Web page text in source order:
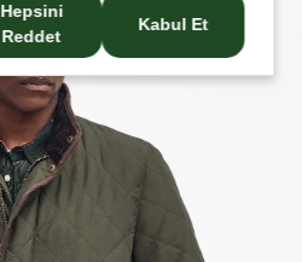
Hepsini
Reddet
Kabul Et